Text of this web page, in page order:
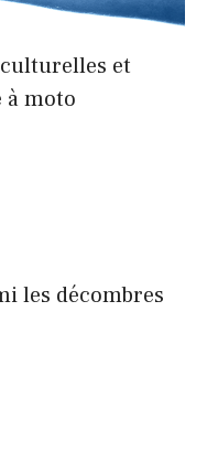
et
à moto
les décombres